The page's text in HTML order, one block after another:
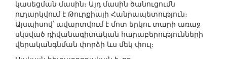
կասեցման մասին։ Այդ մասին ծանուցումն
ուղարկվում է Թուրքիայի Հանրապետություն։
Այսպիսով՝ ավարտվում է մոտ երկու տարի առաջ
սկսված դիվանագիտական հարաբերությունների
վերականգնման փորձի ևս մեկ փուլ։